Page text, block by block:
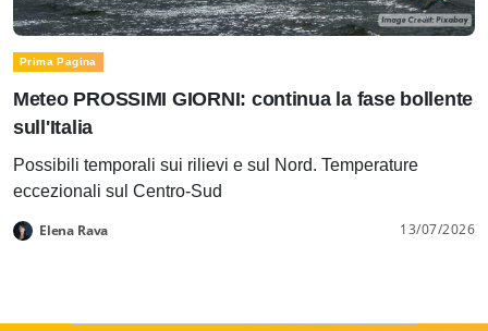
Prima Pagina
Meteo PROSSIMI GIORNI: continua la fase bollente
sull'Italia
Possibili temporali sui rilievi e sul Nord. Temperature
eccezionali sul Centro-Sud
Elena Rava 13/07/2026